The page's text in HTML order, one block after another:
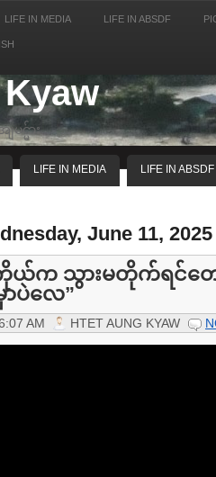
LIFE IN MEDIA LIFE IN ABSDF
င္မ်ား
LIFE IN MEDIA LIFE IN ABSDF
June 11, 2025
ယ်က သွားမတိုက်ရင်
ာပဲလေ”
AM HTET AUNG KYAW